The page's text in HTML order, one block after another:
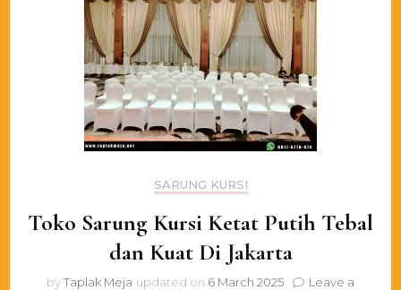
SARUNG KURSI
Toko Sarung Kursi Ketat Putih Tebal
dan Kuat Di Jakarta
byTaplak Meja updated on 6 March 2025
Leave a